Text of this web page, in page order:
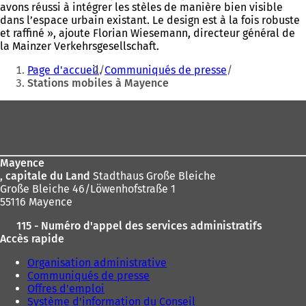
avons réussi à intégrer les stèles de manière bien visible
dans l’espace urbain existant. Le design est à la fois robuste
et raffiné », ajoute Florian Wiesemann, directeur général de
la Mainzer Verkehrsgesellschaft.
Vous
êtes
ici
Page d'accueil Communiqués de presse
Stations mobiles à Mayence
Mayence
, capitale du Land Stadthaus Große Bleiche
Große Bleiche 46/Löwenhofstraße 1
55116 Mayence
115 - Numéro d'appel des services administratifs
Accès rapide
Organisation administrative
Communiqués de presse
Offres d'emploi
Système d'information du Conseil